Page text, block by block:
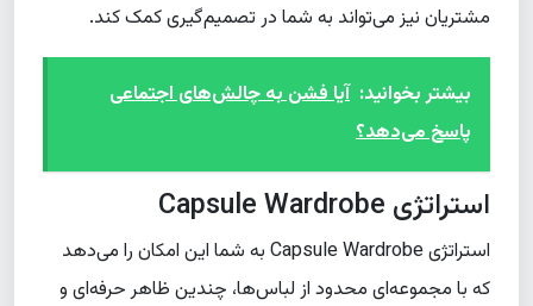
مشتریان نیز می‌تواند به شما در تصمیم‌گیری کمک کند.
بیشتر بخوانید: آیا فشن به چالش‌های اجتماعی
پاسخ می‌دهد؟
استراتژی Capsule Wardrobe
استراتژی Capsule Wardrobe به شما این امکان را می‌دهد
که با مجموعه‌ای محدود از لباس‌ها، چندین ظاهر حرفه‌ای و